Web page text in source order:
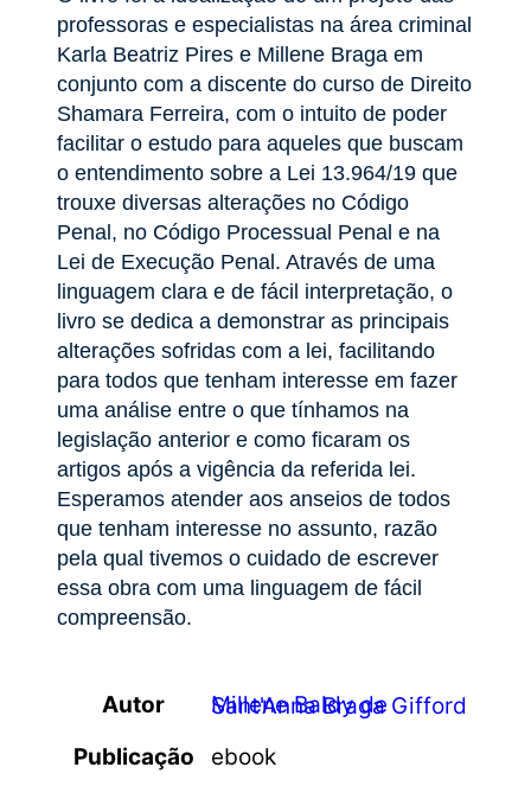
professoras e especialistas na área criminal
Karla Beatriz Pires e Millene Braga em
conjunto com a discente do curso de Direito
Shamara Ferreira, com o intuito de poder
facilitar o estudo para aqueles que buscam
o entendimento sobre a Lei 13.964/19 que
trouxe diversas alterações no Código
Penal, no Código Processual Penal e na
Lei de Execução Penal. Através de uma
linguagem clara e de fácil interpretação, o
livro se dedica a demonstrar as principais
alterações sofridas com a lei, facilitando
para todos que tenham interesse em fazer
uma análise entre o que tínhamos na
legislação anterior e como ficaram os
artigos após a vigência da referida lei.
Esperamos atender aos anseios de todos
que tenham interesse no assunto, razão
pela qual tivemos o cuidado de escrever
essa obra com uma linguagem de fácil
compreensão.
Autor
Millene Baldy de Sant'Anna Braga Gifford
Publicação
ebook